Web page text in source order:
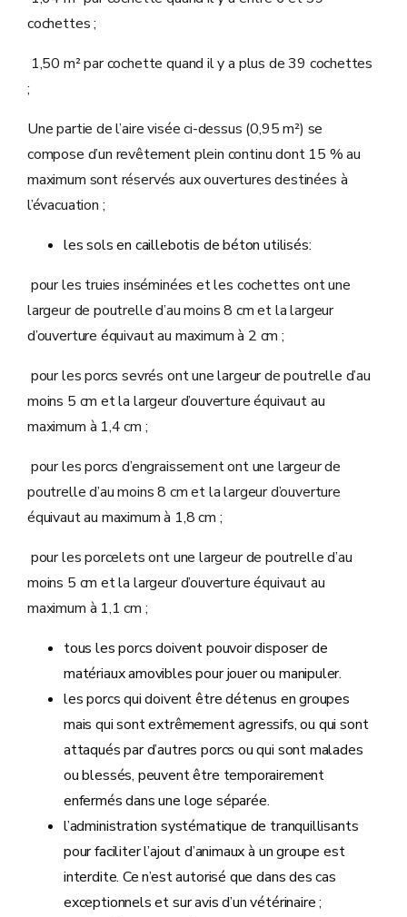
cochettes ;
1,50 m² par cochette quand il y a plus de 39 cochettes
;
Une partie de l’aire visée ci-dessus (0,95 m²) se
compose d’un revêtement plein continu dont 15 % au
maximum sont réservés aux ouvertures destinées à
l’évacuation ;
les sols en caillebotis de béton utilisés:
pour les truies inséminées et les cochettes ont une
largeur de poutrelle d’au moins 8 cm et la largeur
d’ouverture équivaut au maximum à 2 cm ;
pour les porcs sevrés ont une largeur de poutrelle d’au
moins 5 cm et la largeur d’ouverture équivaut au
maximum à 1,4 cm ;
pour les porcs d’engraissement ont une largeur de
poutrelle d’au moins 8 cm et la largeur d’ouverture
équivaut au maximum à 1,8 cm ;
pour les porcelets ont une largeur de poutrelle d’au
moins 5 cm et la largeur d’ouverture équivaut au
maximum à 1,1 cm ;
tous les porcs doivent pouvoir disposer de
matériaux amovibles pour jouer ou manipuler.
les porcs qui doivent être détenus en groupes
mais qui sont extrêmement agressifs, ou qui sont
attaqués par d’autres porcs ou qui sont malades
ou blessés, peuvent être temporairement
enfermés dans une loge séparée.
l’administration systématique de tranquillisants
pour faciliter l’ajout d’animaux à un groupe est
interdite. Ce n’est autorisé que dans des cas
exceptionnels et sur avis d’un vétérinaire ;